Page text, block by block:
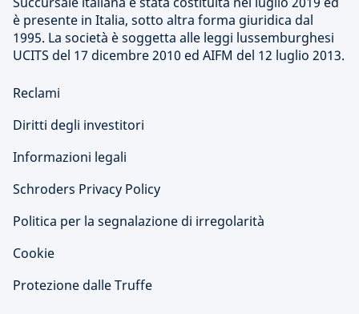
è presente in Italia, sotto altra forma giuridica dal
1995. La società è soggetta alle leggi lussemburghesi
UCITS del 17 dicembre 2010 ed AIFM del 12 luglio 2013.
Reclami
Diritti degli investitori
Informazioni legali
Schroders Privacy Policy
Politica per la segnalazione di irregolarità
Cookie
Protezione dalle Truffe